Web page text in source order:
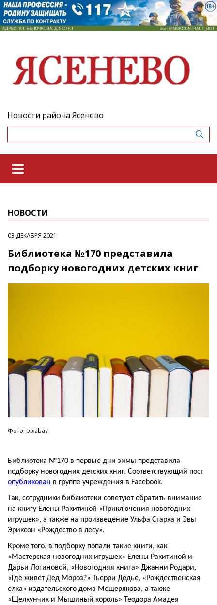
Новости района Ясенево
НОВОСТИ
03 ДЕКАБРЯ 2021
Библиотека №170 представила
подборку новогодних детских книг
Фото: pixabay
Библиотека №170 в первые дни зимы представила
подборку новогодних детских книг. Соответствующий пост
опубликован в группе учреждения в Facebook.
Так, сотрудники библиотеки советуют обратить внимание
на книгу Елены Ракитиной «Приключения новогодних
игрушек», а также на произведение Ульфа Старка и Эвы
Эриксон «Рождество в лесу».
Кроме того, в подборку попали такие книги, как
«Мастерская новогодних игрушек» Елены Ракитиной и
Дарьи Логиновой, «Новогодняя книга» Джанни Родари,
«Где живет Дед Мороз?» Тьерри Дедье, «Рождественская
елка» издательского дома Мещерякова, а также
«Щелкунчик и Мышиный король» Теодора Амадея